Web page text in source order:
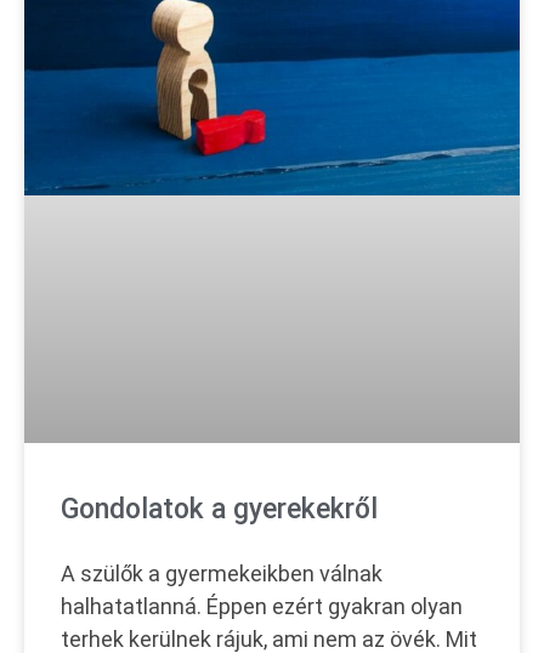
Gondolatok a gyerekekről
A szülők a gyermekeikben válnak
halhatatlanná. Éppen ezért gyakran olyan
terhek kerülnek rájuk, ami nem az övék. Mit